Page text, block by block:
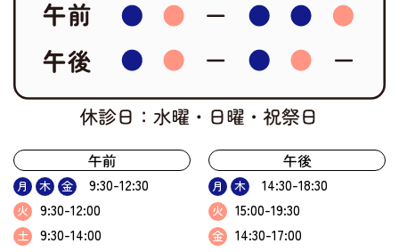
午前
月 木 金 9:30-12:30
火 9:30-12:00
土 9:30-14:00
午後
月 木 14:30-18:30
火 15:00-19:30
金 14:30-17:00